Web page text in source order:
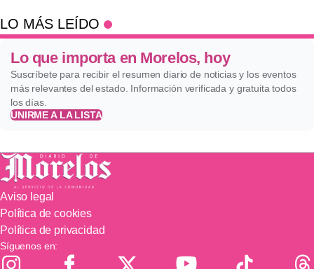
LO MÁS LEÍDO
Lo que importa en Morelos, hoy
Suscríbete para recibir el resumen diario de noticias y los eventos
más relevantes del estado. Información verificada y gratuita todos
los días.
UNIRME A LA LISTA
Aviso legal
Política de cookies
Política de privacidad
Síguenos en: